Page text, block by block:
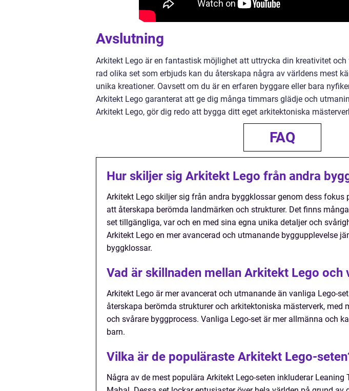
Avslutning
Arkitekt Lego är en fantastisk möjlighet att uttrycka din kreativitet
rad olika set som erbjuds kan du återskapa några av världens mest
unika kreationer. Oavsett om du är en erfaren byggare eller bara
Arkitekt Lego garanterat att ge dig många timmars glädje och
Arkitekt Lego, gör dig redo att bygga ditt eget arkitektoniska
FAQ
Hur skiljer sig Arkitekt Lego från andra
Arkitekt Lego skiljer sig från andra byggklossar genom dess fokus
att återskapa berömda landmärken och strukturer. Det finns
set tillgängliga, var och en med sina egna unika detaljer och
Arkitekt Lego en mer avancerad och utmanande byggupplevelse
byggklossar.
Vad är skillnaden mellan Arkitekt Lego och
Arkitekt Lego är mer avancerat och utmanande än vanliga Lego-
återskapa berömda strukturer och arkitektoniska mästerverk, med
och svårare byggprocess. Vanliga Lego-set är mer allmänna och
barn.
Vilka är de populäraste Arkitekt Lego-
Några av de mest populära Arkitekt Lego-seten inkluderar Leaning